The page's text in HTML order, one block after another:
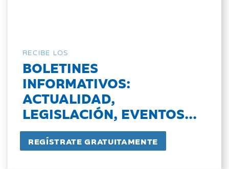
RECIBE LOS
BOLETINES
INFORMATIVOS:
ACTUALIDAD,
LEGISLACIÓN, EVENTOS...